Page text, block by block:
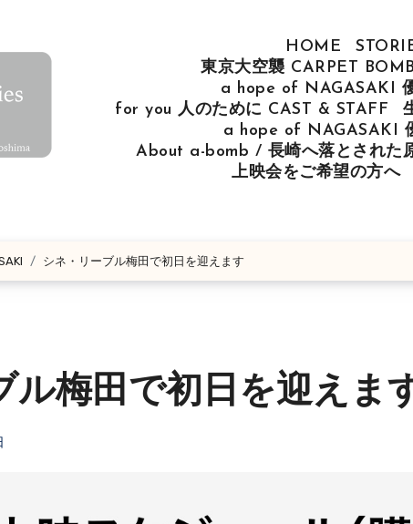
HOME
東京大空襲 CARPET
a hope of NAGASAKI
for you 人のために CAST & STAFF
a hope of NAGASAKI
About a-bomb / 長崎へ落とされた
上映会をご希望の方へ
シネ・リーブル梅田で初日を迎えます
ル梅田で初日を迎えま